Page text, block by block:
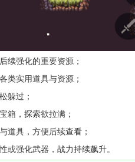
续强化的重要资源；
类实用道具与资源；
躲过；
箱，探索欲拉满；
道具，方便后续查看；
或强化武器，战力持续飙升。